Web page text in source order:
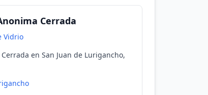
Cerrada
Vidrio
en San Juan de Lurigancho,